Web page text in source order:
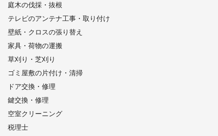
庭木の伐採・抜根
テレビのアンテナ工事・取り付け
壁紙・クロスの張り替え
家具・荷物の運搬
草刈り・芝刈り
ゴミ屋敷の片付け・清掃
ドア交換・修理
鍵交換・修理
空室クリーニング
税理士